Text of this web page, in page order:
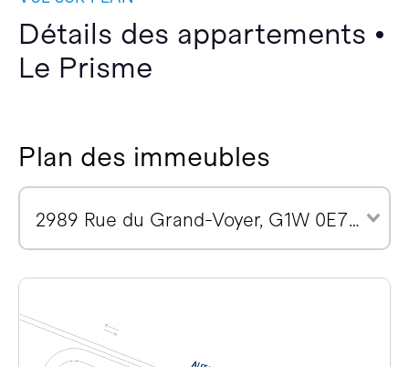
Détails des appartements •
Le Prisme
Plan des immeubles
2989 Rue du Grand-Voyer, G1W 0E7 (7)